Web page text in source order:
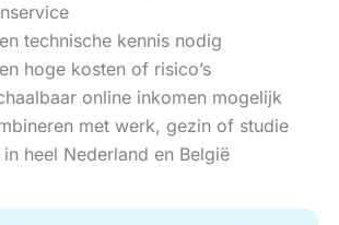
technische kennis nodig
hoge kosten of risico’s
online inkomen mogelijk
met werk, gezin of studie
heel Nederland en België